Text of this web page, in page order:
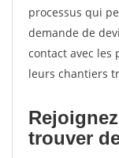
processus qui
demande de
contact avec
leurs chantiers
trouver